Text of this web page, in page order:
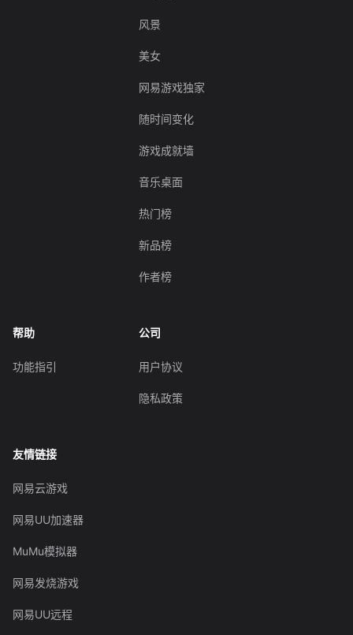
风景
美女
网易游戏独家
随时间变化
游戏成就墙
音乐桌面
热门榜
新品榜
作者榜
帮助
功能指引
公司
用户协议
隐私政策
友情链接
网易云游戏
网易UU加速器
MuMu模拟器
网易发烧游戏
网易UU远程